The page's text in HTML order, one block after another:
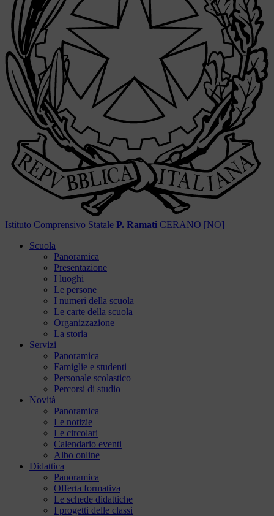
Istituto Comprensivo Statale P. Ramati CERANO [NO]
Scuola
Panoramica
Presentazione
I luoghi
Le persone
I numeri della scuola
Le carte della scuola
Organizzazione
La storia
Servizi
Panoramica
Famiglie e studenti
Personale scolastico
Percorsi di studio
Novità
Panoramica
Le notizie
Le circolari
Calendario eventi
Albo online
Didattica
Panoramica
Offerta formativa
Le schede didattiche
I progetti delle classi